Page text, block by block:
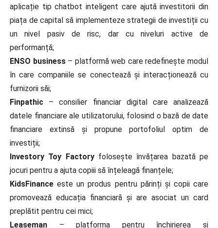
aplicație tip chatbot inteligent care ajută investitorii din
piața de capital să implementeze strategii de investiții cu
un nivel pasiv de risc, dar cu niveluri active de
performanță;
ENSO business– platformă web care redefinește modul
în care companiile se conectează și interacționează cu
furnizorii săi;
Finpathic – consilier financiar digital care analizează
datele financiare ale utilizatorului, folosind o bază de date
financiare extinsă și propune portofoliul optim de
investiții;
Investory Toy Factoryfolosește învățarea bazată pe
jocuri pentru a ajuta copiii să înțeleagă finanțele;
KidsFinance este un produs pentru părinți și copii care
promovează educația financiară și are asociat un card
preplătit pentru cei mici;
Leaseman – platforma pentru închirierea și